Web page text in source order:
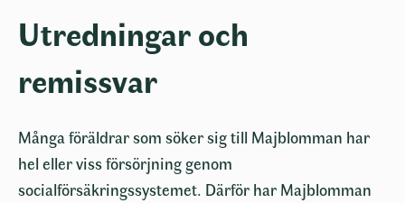
Utredningar och
remissvar
Många föräldrar som söker sig till Majblomman har
hel eller viss försörjning genom
socialförsäkringssystemet. Därför har Majblomman